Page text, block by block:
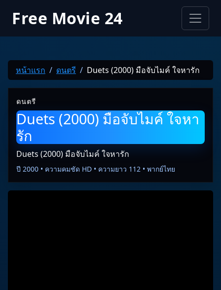
Free Movie 24
หน้าแรก ดนตรี Duets (2000) มือจับไมค์ ใจหารัก
ดนตรี
Duets (2000) มือจับไมค์ ใจหา
รัก
Duets (2000) มือจับไมค์ ใจหารัก
ปี 2000 • ความคมชัด HD • ความยาว 112 • พากย์ไทย